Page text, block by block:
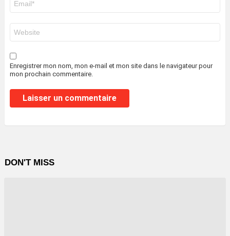
mail
*
web
Enregistrer mon nom, mon e-mail et mon site dans le navigateur pour
mon prochain commentaire.
DON'T MISS